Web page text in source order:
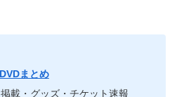
まとめ
載・グッズ・チケット速報